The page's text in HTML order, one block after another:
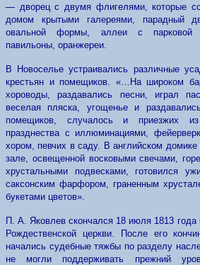
— дворец с двумя флигелями, которые
домом крытыми галереями, парадный
овальной формы, аллеи с парковой
павильоны, оранжереи.
В Новоселье устраивались различные
крестьян и помещиков. «…На широком
хороводы, раздавались песни, играл
веселая пляска, угощенье и
помещиков, случалось и приезжих из
празднества с иллюминациями,
хором, певчих в саду. В английском
зале, освещенной восковыми свечами,
хрустальными подвесками, готовился
саксонским фарфором, граненным
букетами цветов».
П. А. Яковлев скончался 18 июля 1813 года
Рождественской церкви. После его
начались судебные тяжбы по разделу
не могли поддерживать прежний